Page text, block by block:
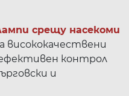
срещу насекоми
висококачествени
контрол
и